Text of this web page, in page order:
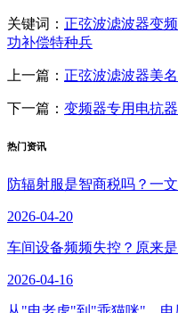
关键词： 正弦波滤波器变
功补偿特种兵
上一篇： 正弦波滤波器美
下一篇： 变频器专用电抗
热门资讯
防辐射服是智商税吗？一
2026-04-20
车间设备频频失控？原来
2026-04-16